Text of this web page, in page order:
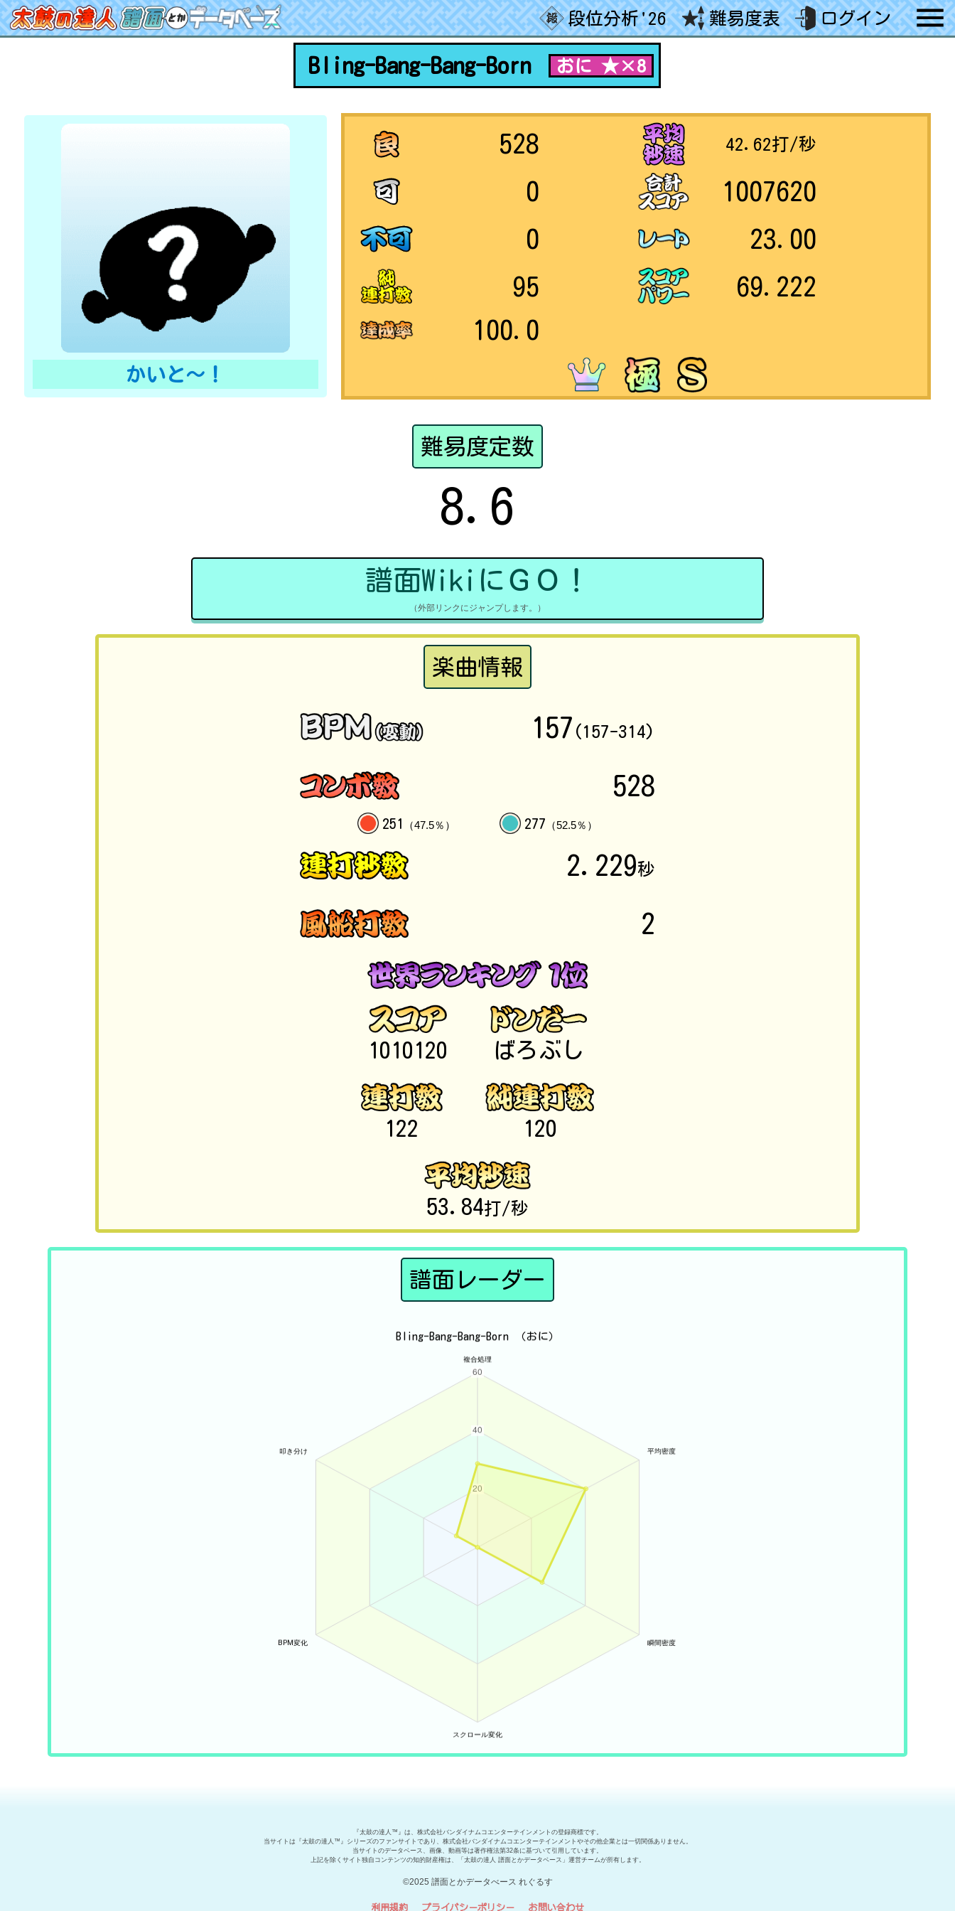
段位分析'26 難易度表 ログイン
Bling-Bang-Bang-Born おに ★×8
かいと〜！
528
0
0
95
100.0
42.62打/秒
1007620
23.00
69.222
難易度定数
8.6
譜面WikiにＧＯ！
（外部リンクにジャンプします。）
楽曲情報
157 (157-314)
528
251 （47.5％） 277 （52.5％）
2.229秒
2
1010120 ばろぶし
122 120
53.84打/秒
譜面レーダー
『太鼓の達人™』は、株式会社バンダイナムコエンターテインメントの登録商標です。
当サイトは『太鼓の達人™』シリーズのファンサイトであり、株式会社バンダイナムコエンターテインメントやその他企業とは一切関係ありません。
当サイトのデータベース、画像、動画等は著作権法第32条に基づいて引用しています。
上記を除くサイト独自コンテンツの知的財産権は、「太鼓の達人 譜面とかデータベース」運営チームが所有します。
©2025 譜面とかデータべース れぐるす
利用規約 プライバシーポリシー お問い合わせ